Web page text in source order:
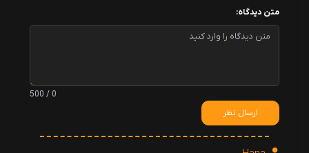
متن دیدگاه:
0 / 500
ارسال نظر